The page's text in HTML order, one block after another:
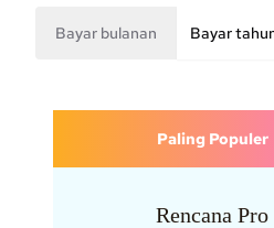
Bayar bulanan Bayar
Paling Populer
Rencana Pro